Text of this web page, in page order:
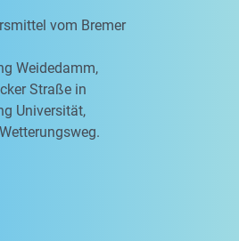
vom Bremer
Weidedamm,
Straße in
Universität,